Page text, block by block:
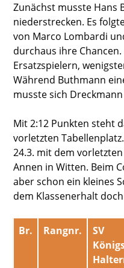
Zunächst musste Hans
niederstrecken. Es
von Marco Lombardi
durchaus ihre
Ersatzspielern,
Während Buthmann
musste sich
Mit 2:12 Punkten steht
vorletzten
24.3. mit dem
Annen in Witten. Beim
aber schon ein kleines
dem Klassenerhalt
Br. Rangnr.
SV